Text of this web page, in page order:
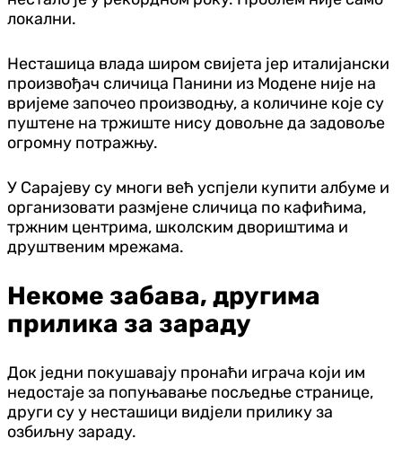
локални.
Несташица влада широм свијета јер италијански
произвођач сличица Панини из Модене није на
вријеме започео производњу, а количине које су
пуштене на тржиште нису довољне да задовоље
огромну потражњу.
У Сарајеву су многи већ успјели купити албуме и
организовати размјене сличица по кафићима,
тржним центрима, школским двориштима и
друштвеним мрежама.
Некоме забава, другима
прилика за зараду
Док једни покушавају пронаћи играча који им
недостаје за попуњавање посљедње странице,
други су у несташици вид‌јели прилику за
озбиљну зараду.